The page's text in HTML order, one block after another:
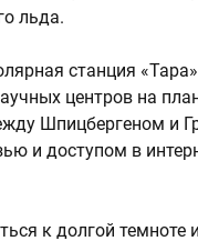
льда.
станция
центров на
Шпицбергеном и
и доступом в
к долгой